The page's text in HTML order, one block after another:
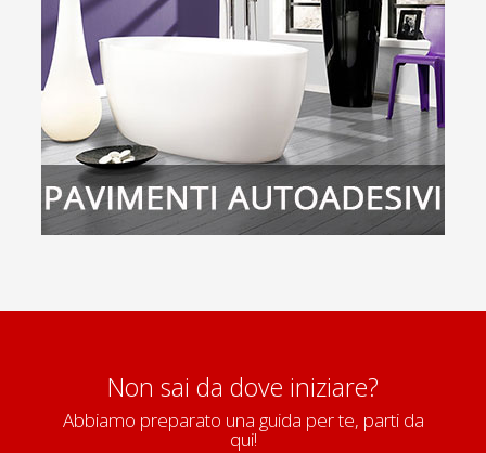
Non sai da dove iniziare?
Abbiamo preparato una guida per te, parti da
qui!